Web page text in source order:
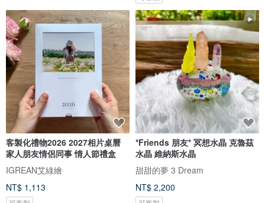
客製化禮物2026 2027相片桌曆
家人朋友情侶同事 情人節禮盒
IGREAN艾綠繪
NT$ 1,113
*Friends 朋友* 冥想水晶 克魯茲
水晶 維納斯水晶
甜甜的夢 3 Dream
NT$ 2,200